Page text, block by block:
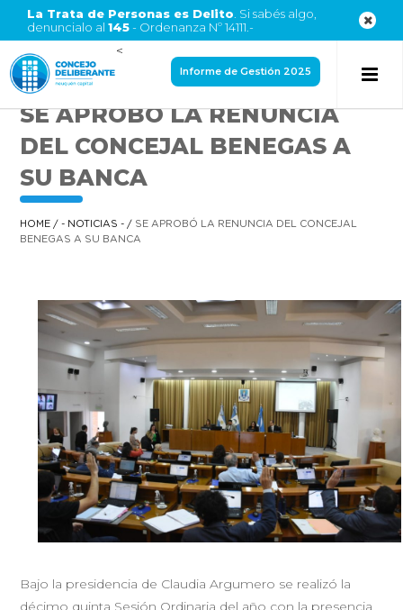
La Trata de Personas es Delito . Si sabés algo,
denuncialo al 145- Ordenanza Nº 14111.-
<
Informe de Gestión 2025
SE APROBÓ LA RENUNCIA
DEL CONCEJAL BENEGAS A
SU BANCA
HOME /- NOTICIAS - / SE APROBÓ LA RENUNCIA DEL CONCEJAL
BENEGAS A SU BANCA
Bajo la presidencia de Claudia Argumero se realizó la
décimo quinta Sesión Ordinaria del año con la presencia